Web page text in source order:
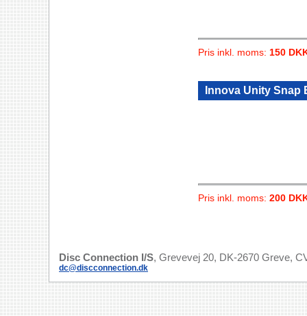
Pris inkl. moms: 150
Innova Unity Snap
Pris inkl. moms: 200
Disc Connection I/S, Grevevej 20, DK-2670 Greve,
dc@discconnection.dk